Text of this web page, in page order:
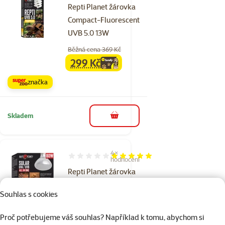
Souhlas s cookies
Proč potřebujeme váš souhlas? Například k tomu, abychom si
Repti Planet žárovka
Compact-Fluorescent
UVB 5.0 13W
Běžná cena 369 Kč
familycena
299 Kč
značka
Skladem do košíku
Repti Planet žárovka
Hodnocení 100%, počet hodnocení: 4
4×
hodnocení
Běžná cena 599 Kč